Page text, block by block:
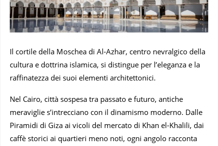
Il cortile della Moschea di Al-Azhar, centro nevralgico della
cultura e dottrina islamica, si distingue per l’eleganza e la
raffinatezza dei suoi elementi architettonici.
Nel Cairo, città sospesa tra passato e futuro, antiche
meraviglie s’intrecciano con il dinamismo moderno. Dalle
Piramidi di Giza ai vicoli del mercato di Khan el-Khalili, dai
caffè storici ai quartieri meno noti, ogni angolo racconta